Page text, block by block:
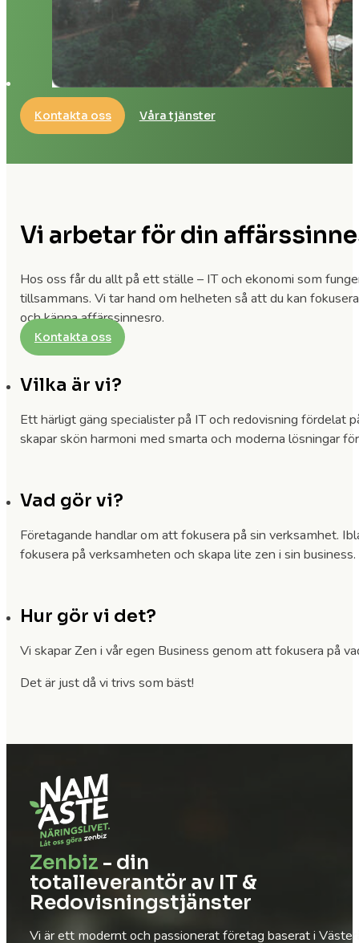
Kontakta oss Våra tjänster
Vi arbetar för din
Hos oss får du allt på ett ställe – IT och ekonomi som
tillsammans. Vi tar hand om helheten så att du kan
och känna affärssinnesro.
Kontakta oss
Vilka är vi?
Ett härligt gäng specialister på IT och redovisning fördelat
skapar skön harmoni med smarta och moderna lösningar
Vad gör vi?
Företagande handlar om att fokusera på sin verksamhet.
fokusera på verksamheten och skapa lite zen i sin
Hur gör vi det?
Vi skapar Zen i vår egen Business genom att fokusera på
Det är just då vi trivs som bäst!
Zenbiz - din
totalleverantör av IT &
Redovisningstjänster
Vi är ett modernt och passionerat företag baserat i